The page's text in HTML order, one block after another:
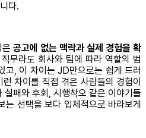
다.
공고에 없는 맥락과 실제 경험을 확
무라도 회사와 팀에 따라 역할의 범
고, 이 차이는 JD만으로는 쉽게 드러
차이를 직접 겪은 사람들의 경험이
패와 후회, 시행착오 같은 이야기들
는 선택을 보다 입체적으로 바라보게